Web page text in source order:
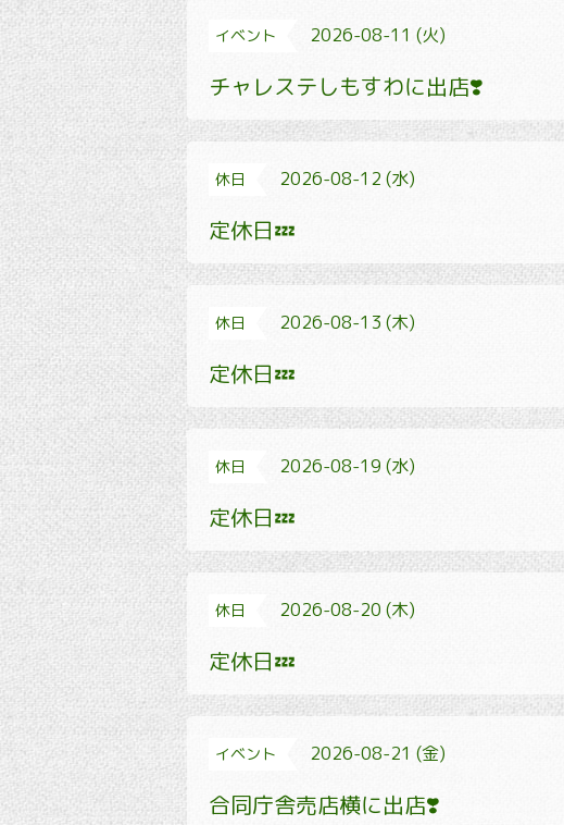
イベント 2026-08-11 (火)
チャレステしもすわに出店❣️
休日 2026-08-12 (水)
定休日💤
休日 2026-08-13 (木)
定休日💤
休日 2026-08-19 (水)
定休日💤
休日 2026-08-20 (木)
定休日💤
イベント 2026-08-21 (金)
合同庁舎売店横に出店❣️